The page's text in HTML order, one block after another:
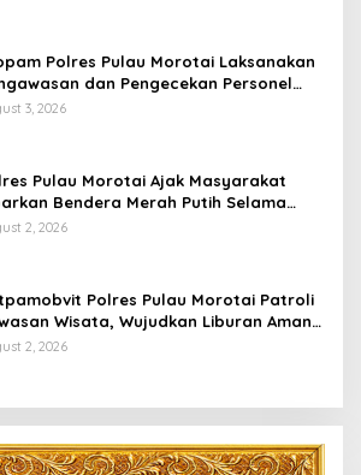
Polres Pulau Morotai Laksanakan
dan Pengecekan Personel
Apel Serah Terima Piket Fungsi
3, 2026
Pulau Morotai Ajak Masyarakat
Bendera Merah Putih Selama
Kemerdekaan
2, 2026
Polres Pulau Morotai Patroli
Wisata, Wujudkan Liburan Aman
Kondusif
2, 2026